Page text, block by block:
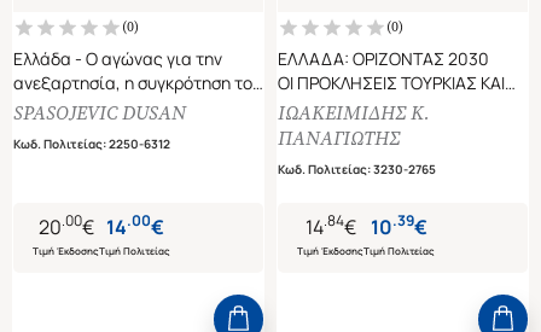
(0)
Ελλάδα - Ο αγώνας για την
ανεξαρτησία, η συγκρότηση του
κράτους και η παλιγγενεσία του
SPASOJEVIC DUSAN
Κωδ. Πολιτείας:2250-6312
20.00€
Τιμή Έκδοσης
14.00€
Τιμή Πολιτείας
(0)
ΕΛΛΑΔΑ: ΟΡΙΖΟΝΤΑΣ 2030
ΟΙ ΠΡΟΚΛΗΣΕΙΣ ΤΟΥΡΚΙΑΣ ΚΑΙ
ΕΥΡΩΠΗΣ - ΠΕΝΗΝΤΑ ΧΡΟΝΙΑ
ΕΛΛΗΝΟΤΟΥΡΚΙΚΗΣ
ΙΩΑΚΕΙΜΙΔΗΣ Κ.
ΠΑΝΑΓΙΩΤΗΣ
Κωδ. Πολιτείας:3230-2765
14.84€
Τιμή Έκδοσης
10.39€
Τιμή Πολιτείας